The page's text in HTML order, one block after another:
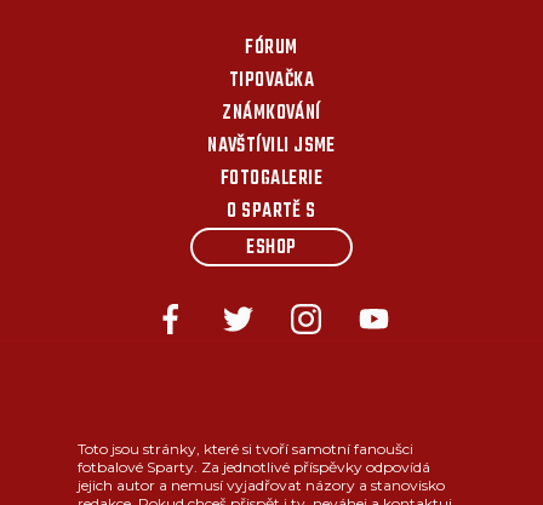
FÓRUM
TIPOVAČKA
ZNÁMKOVÁNÍ
NAVŠTÍVILI JSME
FOTOGALERIE
O SPARTĚ S
ESHOP
Toto jsou stránky, které si tvoří samotní fanoušci
fotbalové Sparty. Za jednotlivé příspěvky odpovídá
jejich autor a nemusí vyjadřovat názory a stanovisko